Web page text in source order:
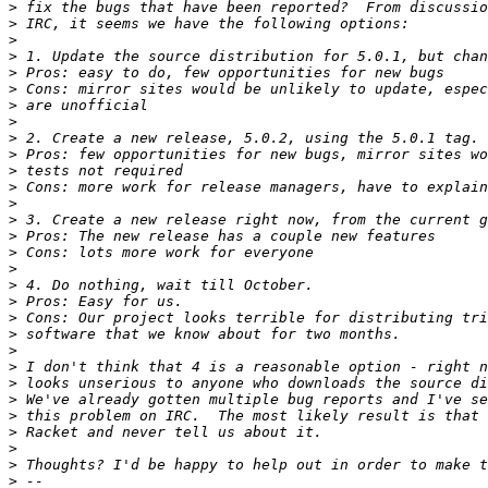
>
>
>
>
>
>
>
>
>
>
>
>
>
>
>
>
>
>
>
>
>
>
>
>
>
>
>
>
>
>